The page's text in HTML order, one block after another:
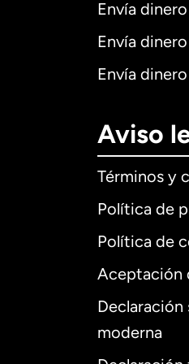
Envía
Envía
Envía
Aviso
Términos y
Política de
Política de
Aceptación
Declaración
moderna